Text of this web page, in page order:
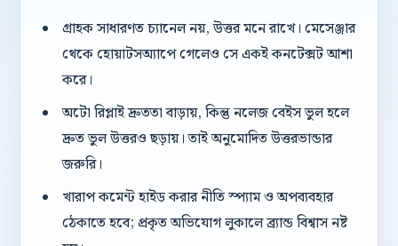
গ্রাহক সাধারণত চ্যানেল নয়, উত্তর মনে রাখে। মেসেঞ্জার
থেকে হোয়াটসঅ্যাপে গেলেও সে একই কনটেক্সট আশা
করে।
অটো রিপ্লাই দ্রুততা বাড়ায়, কিন্তু নলেজ বেইস ভুল হলে
দ্রুত ভুল উত্তরও ছড়ায়। তাই অনুমোদিত উত্তরভান্ডার
জরুরি।
খারাপ কমেন্ট হাইড করার নীতি স্প্যাম ও অপব্যবহার
ঠেকাতে হবে; প্রকৃত অভিযোগ লুকালে ব্র্যান্ড বিশ্বাস নষ্ট